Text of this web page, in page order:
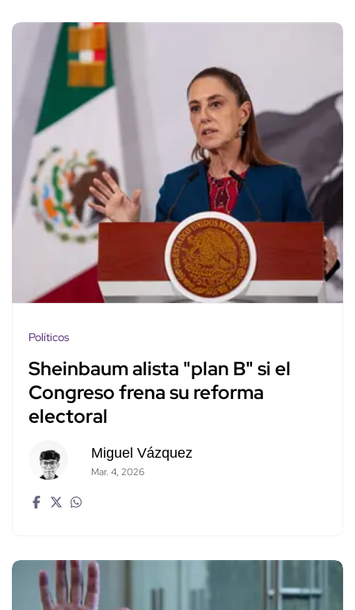
Políticos
Sheinbaum alista "plan B" si el
Congreso frena su reforma
electoral
Miguel Vázquez
Mar. 4, 2026